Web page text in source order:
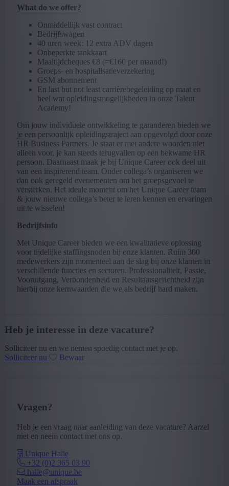
What do we offer?
Onmiddellijk vast contract
Bedrijfswagen
40 uren week: 12 extra ADV dagen
Onbeperkte tankkaart
Maaltijdcheques €8 (=€160 per maand!)
Groeps- en hospitalisatieverzekering
GSM abonnement
En last but not least carrièrebegeleiding op maat en
heel wat opleidingsmogelijkheden in onze Talent
Academy!
Om jouw individuele ontwikkeling te garanderen bieden we
je een persoonlijk opleidingstraject aan opgevolgd door onze
HR Business Partners. Je staat er met andere woorden niet
alleen voor, je kan steeds terugvallen op een bekwame HR
persoon. Daarnaast maak je bij Unique Career ook deel uit
van een inspirerend team. Onder collega’s organiseren we
dan ook geregeld evenementen om het groepsgevoel te
versterken. Het ideale moment om het Unique Career team
& jouw nieuwe collega’s beter te leren kennen en ervaringen
uit te wisselen!
Bedrijfsinfo
Met Unique Career bieden we een kwalitatieve oplossing
voor tijdelijke staffingsnoden bij onze klanten. Ruim 300
medewerkers zijn momenteel aan de slag bij onze klanten in
verschillende functies en sectoren. Professionaliteit, Passie,
Vooruitgang, Verbondenheid en Resultaatsgerichtheid zijn
hierbij onze kernwaarden die we als bedrijf hard maken.
Heb je interesse in deze vacature?
Solliciteer nu en we nemen spoedig contact met je op.
Solliciteer nu
Bewaar
Vragen?
Heb je een vraag naar aanleiding van deze vacature? Aarzel
niet en neem contact met ons op.
Unique Halle
+32 (0)2 365 03 90
halle@unique.be
Maak een afspraak